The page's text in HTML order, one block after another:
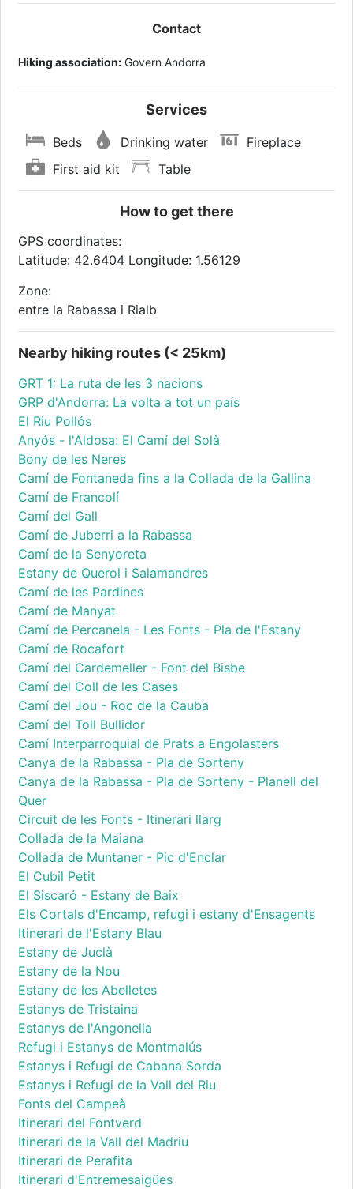
Contact
Hiking association: Govern Andorra
Services
Beds Drinking water
Fireplace
First aid kit
Table
How to get there
GPS coordinates:
Latitude: 42.6404 Longitude: 1.56129
Zone:
entre la Rabassa i Rialb
Nearby hiking routes (< 25km)
GRT 1: La ruta de les 3 nacions
GRP d'Andorra: La volta a tot un país
El Riu Pollós
Anyós - l'Aldosa: El Camí del Solà
Bony de les Neres
Camí de Fontaneda fins a la Collada de la Gallina
Camí de Francolí
Camí del Gall
Camí de Juberri a la Rabassa
Camí de la Senyoreta
Estany de Querol i Salamandres
Camí de les Pardines
Camí de Manyat
Camí de Percanela - Les Fonts - Pla de l'Estany
Camí de Rocafort
Camí del Cardemeller - Font del Bisbe
Camí del Coll de les Cases
Camí del Jou - Roc de la Cauba
Camí del Toll Bullidor
Camí Interparroquial de Prats a Engolasters
Canya de la Rabassa - Pla de Sorteny
Canya de la Rabassa - Pla de Sorteny - Planell del
Quer
Circuit de les Fonts - Itinerari llarg
Collada de la Maiana
Collada de Muntaner - Pic d'Enclar
El Cubil Petit
El Siscaró - Estany de Baix
Els Cortals d'Encamp, refugi i estany d'Ensagents
Itinerari de l'Estany Blau
Estany de Juclà
Estany de la Nou
Estany de les Abelletes
Estanys de Tristaina
Estanys de l'Angonella
Refugi i Estanys de Montmalús
Estanys i Refugi de Cabana Sorda
Estanys i Refugi de la Vall del Riu
Fonts del Campeà
Itinerari del Fontverd
Itinerari de la Vall del Madriu
Itinerari de Perafita
Itinerari d'Entremesaigües